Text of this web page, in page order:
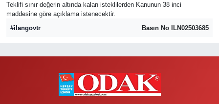
Teklifi sınır değerin altında kalan isteklilerden Kanunun 38 inci
maddesine göre açıklama istenecektir.
#ilangovtr
Basın No ILN02503685